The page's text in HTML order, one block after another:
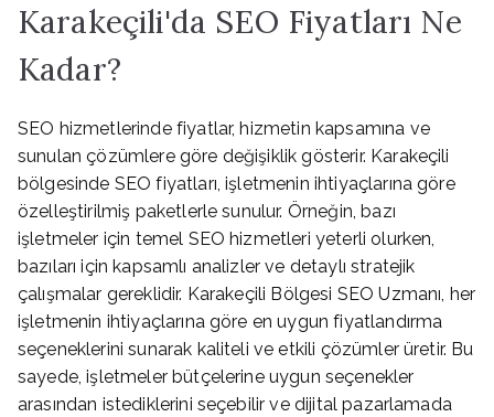
Karakeçili'da SEO Fiyatları Ne
Kadar?
SEO hizmetlerinde fiyatlar, hizmetin kapsamına ve
sunulan çözümlere göre değişiklik gösterir. Karakeçili
bölgesinde SEO fiyatları, işletmenin ihtiyaçlarına göre
özelleştirilmiş paketlerle sunulur. Örneğin, bazı
işletmeler için temel SEO hizmetleri yeterli olurken,
bazıları için kapsamlı analizler ve detaylı stratejik
çalışmalar gereklidir. Karakeçili Bölgesi SEO Uzmanı, her
işletmenin ihtiyaçlarına göre en uygun fiyatlandırma
seçeneklerini sunarak kaliteli ve etkili çözümler üretir. Bu
sayede, işletmeler bütçelerine uygun seçenekler
arasından istediklerini seçebilir ve dijital pazarlamada